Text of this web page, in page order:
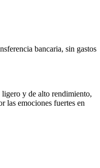
bancaria, sin gastos
y de alto rendimiento,
las emociones fuertes en